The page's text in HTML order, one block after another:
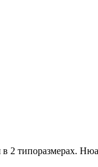
типоразмерах.